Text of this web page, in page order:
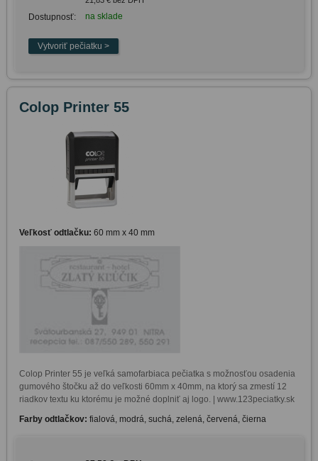
Dostupnosť: na sklade
Colop Printer 55
Veľkosť odtlačku: 60 mm x 40 mm
Colop Printer 55 je veľká samofarbiaca pečiatka s možnosťou osadenia
gumového štočku až do veľkosti 60mm x 40mm, na ktorý sa zmestí 12
riadkov textu ku ktorému je možné doplniť aj logo. | www.123peciatky.sk
Farby odtlačkov: fialová, modrá, suchá, zelená, červená, čierna